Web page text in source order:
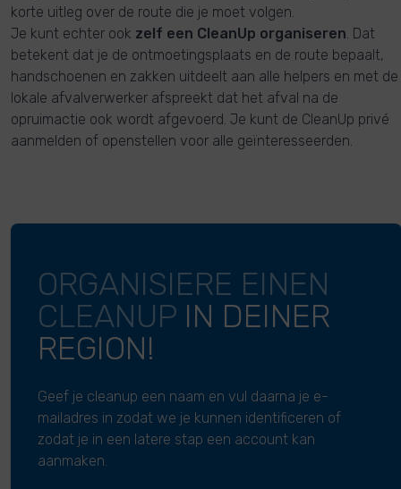
korte uitleg over de route die je moet volgen.
Je kunt echter ook zelf een CleanUp organiseren. Dat
betekent dat je de ontmoetingsplaats en de route bepaalt,
handschoenen en zakken uitdeelt aan alle helpers en met de
lokale afvalverwerker afspreekt dat het afval na de
opruimactie ook wordt afgevoerd. Je kunt de CleanUp privé
aanmelden of openstellen voor alle geïnteresseerden.
ORGANISIERE EINEN
CLEANUP IN DEINER
REGION!
Geef je cleanup een naam en vul daarna je e-
mailadres in zodat we je kunnen identificeren of
zodat je in een latere stap een account kan
aanmaken.